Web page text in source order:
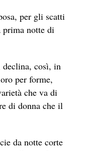
per gli scatti
prima notte di
declina, così, in
per forme,
che va di
di donna che il
da notte corte